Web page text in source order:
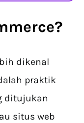
dikenal
praktik
ditujukan
situs web